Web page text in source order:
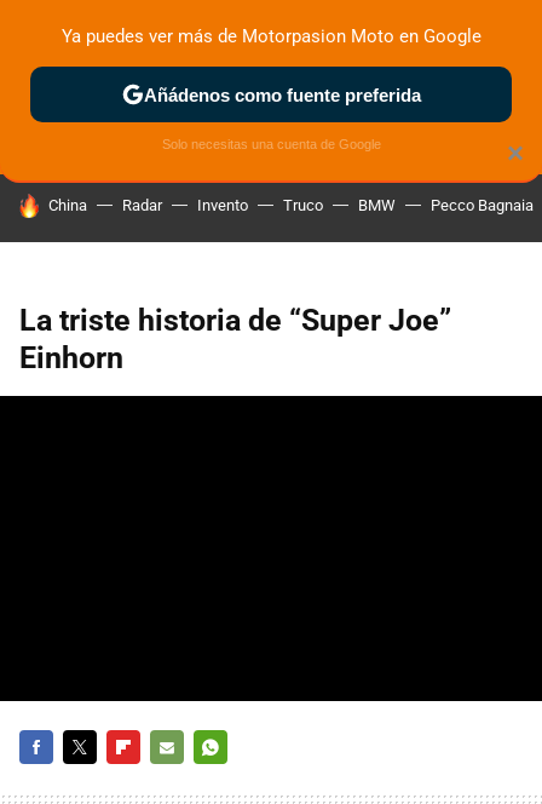
ZONA DE PRUEBAS DEPORTIVAS MOTOS ELÉCTRICAS
HOY SE HABLA DE
China Radar Invento Truco BMW Pecco Bagnaia
La triste historia de “Super Joe”
Einhorn
×
Ya puedes ver más de Motorpasion Moto en Google
Añádenos como fuente preferida
Solo necesitas una cuenta de Google